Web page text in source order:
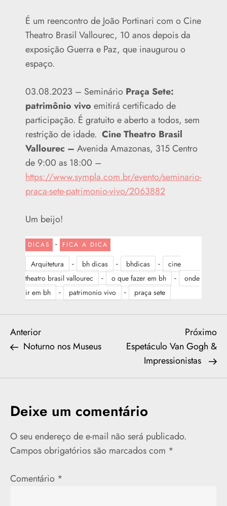
É um reencontro de João Portinari com o Cine
Theatro Brasil Vallourec, 10 anos depois da
exposição Guerra e Paz, que inaugurou o
espaço.
03.08.2023 – Seminário Praça Sete:
patrimônio vivo emitirá certificado de
participação. É gratuito e aberto a todos, sem
restrição de idade. Cine Theatro Brasil
Vallourec – Avenida Amazonas, 315 Centro
de 9:00 as 18:00 –
https://www.sympla.com.br/evento/seminario-
praca-sete-patrimonio-vivo/2063882
Um beijo!
DICAS - FICA A DICA
Arquitetura - bh dicas - bhdicas -
cine
theatro brasil vallourec
- o que fazer em bh -
onde
ir em bh
- patrimonio vivo - praça sete
N
v
e
g
a
ç
Previous
Post
Anterior
Noturno nos Museus
Próximo
Espetáculo Van Gogh &
Impressionistas
Deixe um comentário
O seu endereço de e-mail não será publicado.
Campos obrigatórios são marcados com *
Comentário *